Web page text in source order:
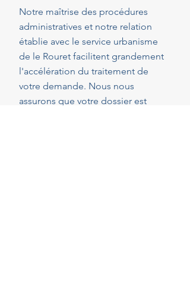
Notre maîtrise des procédures
administratives et notre relation
établie avec le service urbanisme
de le Rouret facilitent grandement
l'accélération du traitement de
votre demande. Nous nous
assurons que votre dossier est